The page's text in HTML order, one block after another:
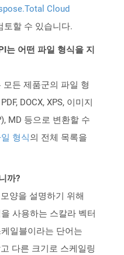
Cloud
토할 수 있습니다.
는 어떤 파일 형식을 지
든 제품군의 파일 형
DOCX, XPS, 이미지
MD 등으로 변환할 수
형식의 전체 목록을
까?
양을 설명하기 위해
사용하는 스칼라 벡터
일블이라는 단어는
다른 크기로 스케일링